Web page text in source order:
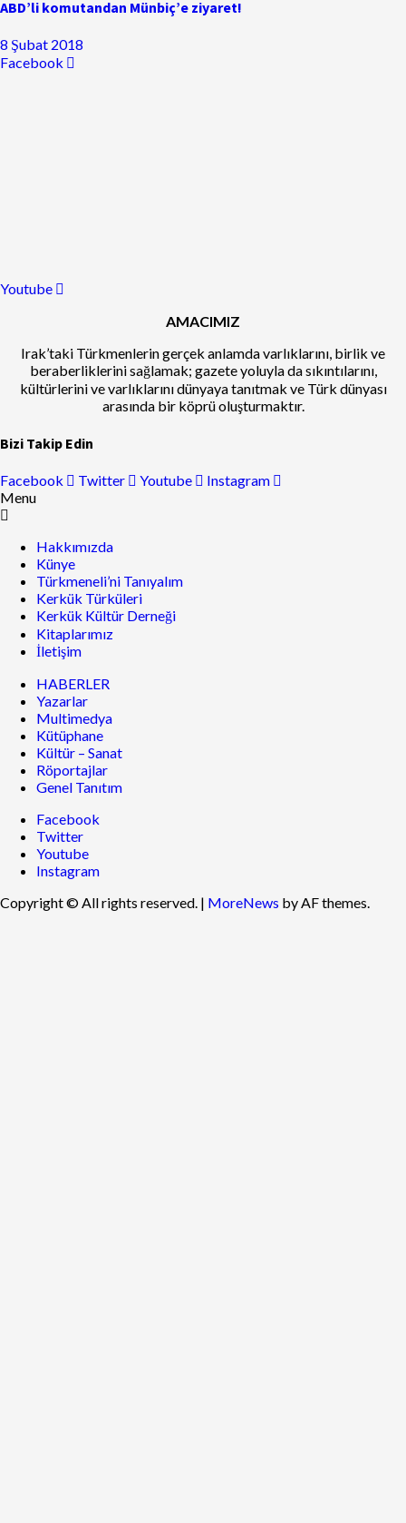
ABD’li komutandan Münbiç’e ziyaret!
8 Şubat 2018
Facebook
Youtube
AMACIMIZ
Irak’taki Türkmenlerin gerçek anlamda varlıklarını, birlik ve
beraberliklerini sağlamak; gazete yoluyla da sıkıntılarını,
kültürlerini ve varlıklarını dünyaya tanıtmak ve Türk dünyası
arasında bir köprü oluşturmaktır.
Bizi Takip Edin
Facebook Twitter Youtube
Instagram
Menu
Hakkımızda
Künye
Türkmeneli’ni Tanıyalım
Kerkük Türküleri
Kerkük Kültür Derneği
Kitaplarımız
İletişim
HABERLER
Yazarlar
Multimedya
Kütüphane
Kültür – Sanat
Röportajlar
Genel Tanıtım
Facebook
Twitter
Youtube
Instagram
Copyright © All rights reserved. | MoreNews by AF themes.